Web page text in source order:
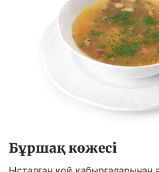
Бұршақ көжесі